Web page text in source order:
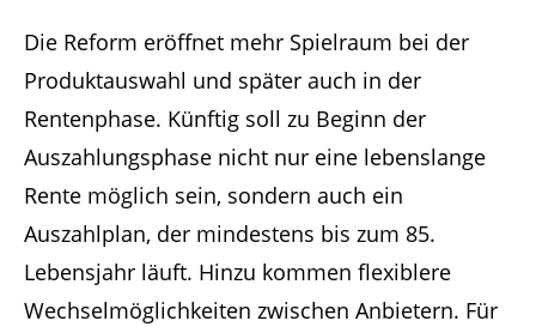
Die Reform eröffnet mehr Spielraum bei der
Produktauswahl und später auch in der
Rentenphase. Künftig soll zu Beginn der
Auszahlungsphase nicht nur eine lebenslange
Rente möglich sein, sondern auch ein
Auszahlplan, der mindestens bis zum 85.
Lebensjahr läuft. Hinzu kommen flexiblere
Wechselmöglichkeiten zwischen Anbietern. Für